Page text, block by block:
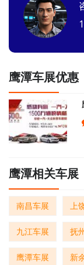
鹰潭车展优惠
鹰潭相关车展
南昌车展 上
九江车展 抚
鹰潭车展 新